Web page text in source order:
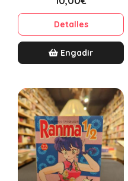
Detalles
Engadir